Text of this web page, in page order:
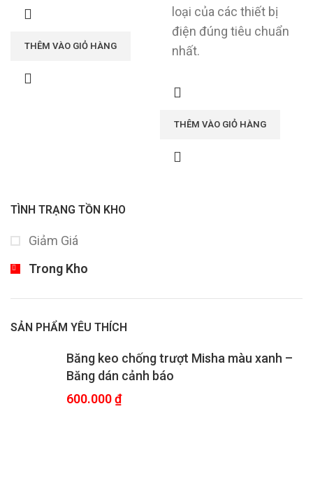
TÌNH TRẠNG TỒN KHO
Giảm Giá
Trong Kho
SẢN PHẨM YÊU THÍCH
Băng keo chống trượt Misha màu xanh –
Băng dán cảnh báo
600.000₫
THÊM VÀO GIỎ HÀNG
loại của các thiết bị
điện đúng tiêu chuẩn
nhất.
THÊM VÀO GIỎ HÀNG